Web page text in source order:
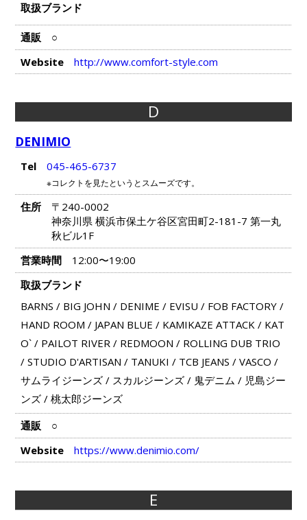
取扱ブランド
通販
○
Website
http://www.comfort-style.com
D
DENIMIO
Tel 045-465-6737
※コレクトを見たというとスムーズです。
住所
〒240-0002
神奈川県 横浜市保土ケ谷区宮田町2-181-7 第一丸
秋ビル1F
営業時間
12:00〜19:00
取扱ブランド
BARNS / BIG JOHN / DENIME / EVISU / FOB FACTORY/
HAND ROOM / JAPAN BLUE / KAMIKAZE ATTACK/ KAT
O`/ PAILOT RIVER/ REDMOON / ROLLING DUB TRIO
/ STUDIO D'ARTISAN / TANUKI / TCB JEANS / VASCO /
サムライジーンズ/ スカルジーンズ/ 鬼デニム / 児島ジー
ンズ/ 桃太郎ジーンズ
通販
○
Website
https://www.denimio.com/
E